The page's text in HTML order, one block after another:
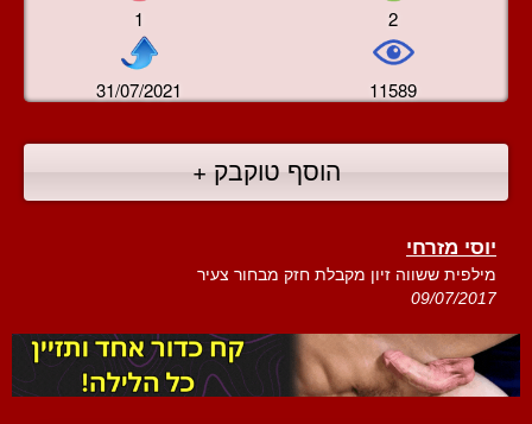
1 2
31/07/2021 11589
הוסף טוקבק +
יוסי מזרחי
מילפית ששווה זיון מקבלת חזק מבחור צעיר
09/07/2017